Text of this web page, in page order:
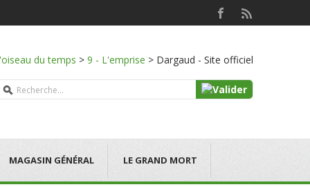
du temps > 9 - L'emprise > Dargaud - Site officiel
MAGASIN GÉNÉRAL LE GRAND MORT